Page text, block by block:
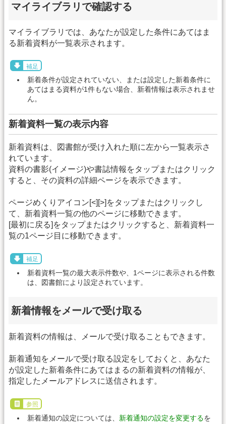
マイライブラリで確認する
マイライブラリでは、あなたが設定した条件にあてはま
る新着資料が一覧表示されます。
補足
新着条件が設定されていない、または設定した新着条件に
あてはまる資料が1件もない場合、新着情報は表示されませ
ん。
新着資料一覧の表示内容
新着資料は、図書館が受け入れた順に左から一覧表示さ
れています。
資料の書影(イメージ)や書誌情報をタップまたはクリック
すると、その資料の詳細ページを表示できます。
ページめくりアイコン[<][>]をタップまたはクリックし
て、新着資料一覧の他のページに移動できます。
[最初に戻る]をタップまたはクリックすると、新着資料一
覧の1ページ目に移動できます。
補足
新着資料一覧の最大表示件数や、1ページに表示される件数
は、図書館により設定されています。
新着情報をメールで受け取る
新着資料の情報は、メールで受け取ることもできます。
新着通知をメールで受け取る設定をしておくと、あなた
が設定した新着条件にあてはまるの新着資料の情報が、
指定したメールアドレスに送信されます。
参照
新着通知の設定については、 新着通知の設定を変更するを